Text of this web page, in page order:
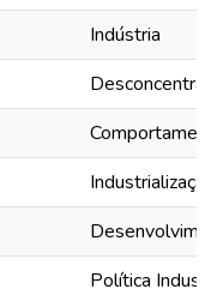
Indústria
Política